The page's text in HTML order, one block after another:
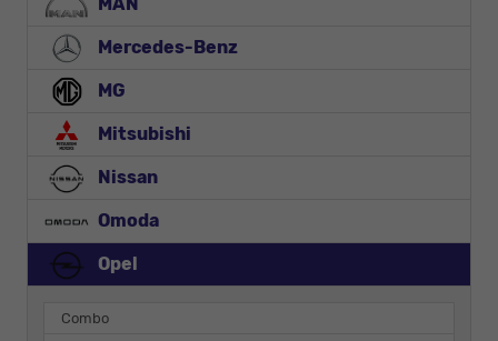
Mercedes-Benz
MG
Mitsubishi
Nissan
Omoda
Opel
Combo